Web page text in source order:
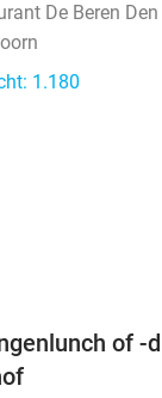
De Beren
1.180
of -